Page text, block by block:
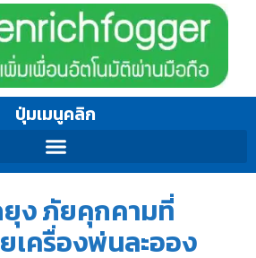
ปุ่มเมนูคลิก
ยุง ภัยคุกคามที่
เครื่องพ่นละออง